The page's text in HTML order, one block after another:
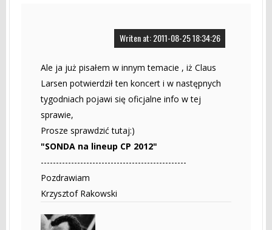
Writen at: 2011-08-25 18:34:26
Ale ja już pisałem w innym temacie , iż Claus
Larsen potwierdził ten koncert i w następnych
tygodniach pojawi się oficjalne info w tej
sprawie,
Prosze sprawdzić tutaj:)
"SONDA na lineup CP 2012"
------------------------------------------------
Pozdrawiam
Krzysztof Rakowski